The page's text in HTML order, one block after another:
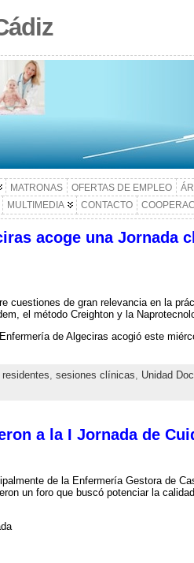
MATRONAS OFERTAS DE EMPLEO
MULTIMEDIA CONTACTO
acoge una Jornada
cuestiones de gran relevancia en la
el método Creighton y la
de Algeciras acogió este
residentes sesiones clínicas Unidad
a la I Jornada de
de la Enfermería Gestora de
un foro que buscó potenciar la